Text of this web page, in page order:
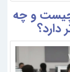
چیست و چه
دارد؟